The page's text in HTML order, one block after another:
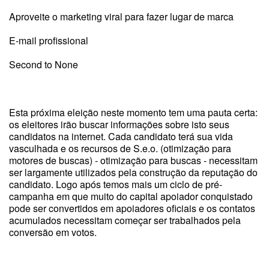
Aproveite o marketing viral para fazer lugar de marca
E-mail profissional
Second to None
Esta próxima eleição neste momento tem uma pauta certa:
os eleitores irão buscar informações sobre isto seus
candidatos na internet. Cada candidato terá sua vida
vasculhada e os recursos de S.e.o. (otimização para
motores de buscas) - otimização para buscas - necessitam
ser largamente utilizados pela construção da reputação do
candidato. Logo após temos mais um ciclo de pré-
campanha em que muito do capital apoiador conquistado
pode ser convertidos em apoiadores oficiais e os contatos
acumulados necessitam começar ser trabalhados pela
conversão em votos.